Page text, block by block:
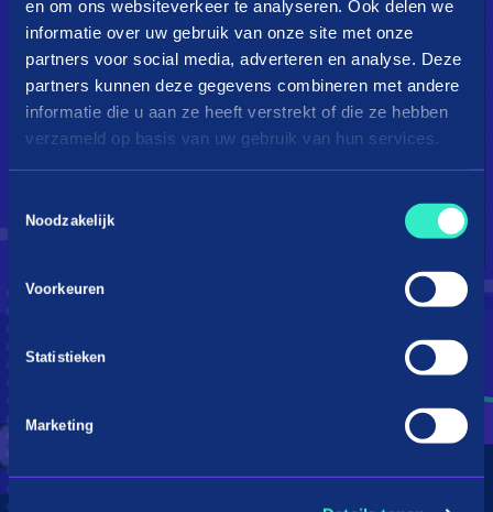
en om ons websiteverkeer te analyseren. Ook delen we
informatie over uw gebruik van onze site met onze
partners voor social media, adverteren en analyse. Deze
partners kunnen deze gegevens combineren met andere
informatie die u aan ze heeft verstrekt of die ze hebben
verzameld op basis van uw gebruik van hun services.
Noodzakelijk
Voorkeuren
Statistieken
Marketing
Droom je van een kingsize